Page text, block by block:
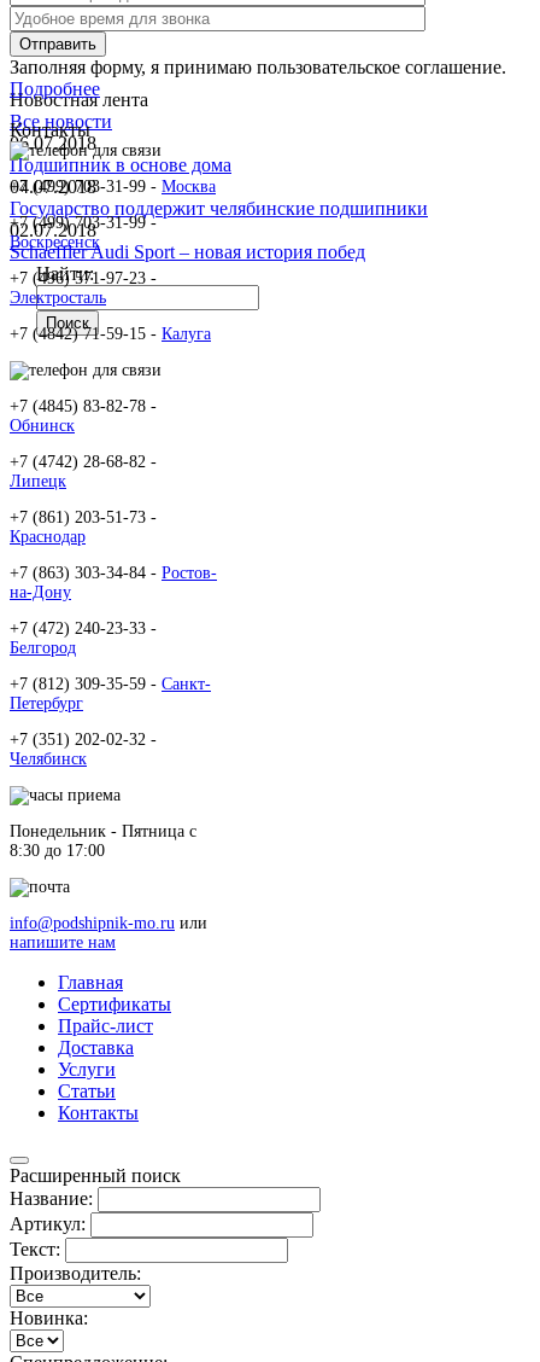
Новостная лента
Все новости
06.07.2018
Подшипник в основе дома
04.07.2018
Государство поддержит челябинские подшипники
02.07.2018
Schaeffler Audi Sport – новая история побед
Найти:
Заполняя форму, я принимаю пользовательское соглашение.
Подробнее
Контакты
+7 (499) 703-31-99 - Москва
+7 (499) 703-31-99 -
Воскресенск
+7 (496) 571-97-23 -
Электросталь
+7 (4842) 71-59-15 - Калуга
+7 (4845) 83-82-78 -
Обнинск
+7 (4742) 28-68-82 -
Липецк
+7 (861) 203-51-73 -
Краснодар
+7 (863) 303-34-84 - Ростов-
на-Дону
+7 (472) 240-23-33 -
Белгород
+7 (812) 309-35-59 - Санкт-
Петербург
+7 (351) 202-02-32 -
Челябинск
Понедельник - Пятница c
8:30 до 17:00
info@podshipnik-mo.ru или
напишите нам
Главная
Сертификаты
Прайс-лист
Доставка
Услуги
Статьи
Контакты
Расширенный поиск
Название:
Артикул:
Текст:
Производитель:
Новинка: